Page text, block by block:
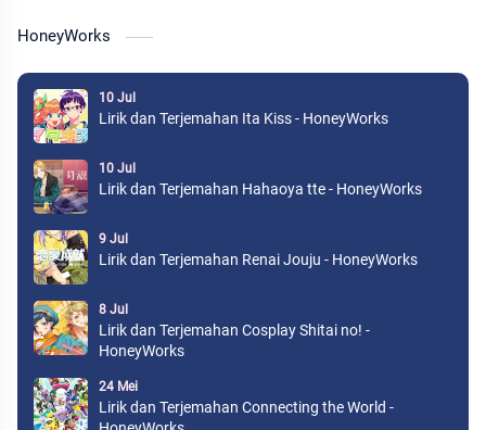
HoneyWorks
10 Jul
Lirik dan Terjemahan Ita Kiss - HoneyWorks
10 Jul
Lirik dan Terjemahan Hahaoya tte - HoneyWorks
9 Jul
Lirik dan Terjemahan Renai Jouju - HoneyWorks
8 Jul
Lirik dan Terjemahan Cosplay Shitai no! -
HoneyWorks
24 Mei
Lirik dan Terjemahan Connecting the World -